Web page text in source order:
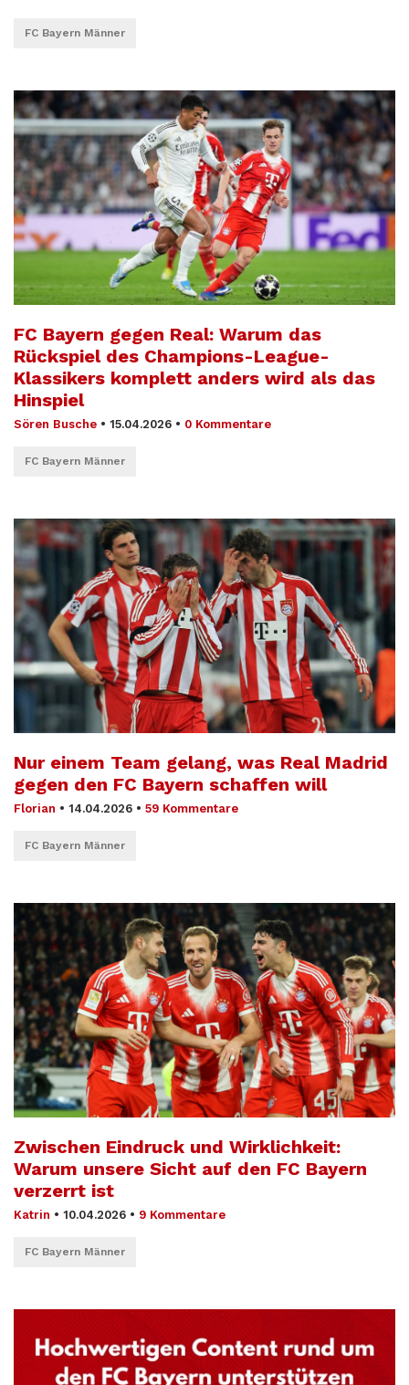
FC Bayern Männer
FC Bayern gegen Real: Warum das
Rückspiel des Champions-League-
Klassikers komplett anders wird als das
Hinspiel
Sören Busche • 15.04.2026 • 0 Kommentare
FC Bayern Männer
Nur einem Team gelang, was Real Madrid
gegen den FC Bayern schaffen will
Florian • 14.04.2026 • 59 Kommentare
FC Bayern Männer
Zwischen Eindruck und Wirklichkeit:
Warum unsere Sicht auf den FC Bayern
verzerrt ist
Katrin • 10.04.2026 • 9 Kommentare
FC Bayern Männer